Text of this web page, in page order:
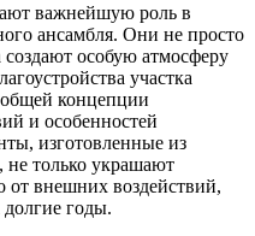
важнейшую роль в
ансамбля. Они не просто
особую атмосферу
участка
общей концепции
и особенностей
изготовленные из
не только украшают
от внешних воздействий,
годы.